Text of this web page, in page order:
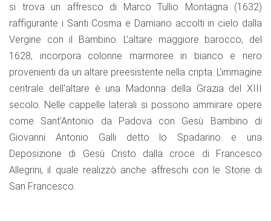
si trova un affresco di Marco Tullio Montagna (1632)
raffigurante i Santi Cosma e Damiano accolti in cielo dalla
Vergine con il Bambino. L'altare maggiore barocco, del
1628, incorpora colonne marmoree in bianco e nero
provenienti da un altare preesistente nella cripta. L'immagine
centrale dell'altare è una Madonna della Grazia del XIII
secolo. Nelle cappelle laterali si possono ammirare opere
come Sant'Antonio da Padova con Gesù Bambino di
Giovanni Antonio Galli detto lo Spadarino e una
Deposizione di Gesù Cristo dalla croce di Francesco
Allegrini, il quale realizzò anche affreschi con le Storie di
San Francesco.